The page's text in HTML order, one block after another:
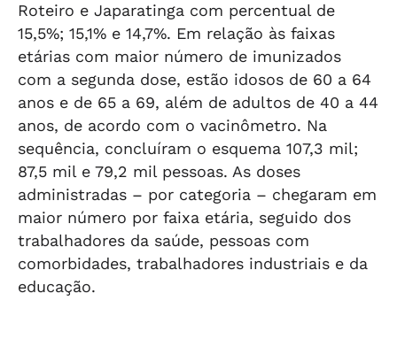
Roteiro e Japaratinga com percentual de
15,5%; 15,1% e 14,7%. Em relação às faixas
etárias com maior número de imunizados
com a segunda dose, estão idosos de 60 a 64
anos e de 65 a 69, além de adultos de 40 a 44
anos, de acordo com o vacinômetro. Na
sequência, concluíram o esquema 107,3 mil;
87,5 mil e 79,2 mil pessoas. As doses
administradas – por categoria – chegaram em
maior número por faixa etária, seguido dos
trabalhadores da saúde, pessoas com
comorbidades, trabalhadores industriais e da
educação.